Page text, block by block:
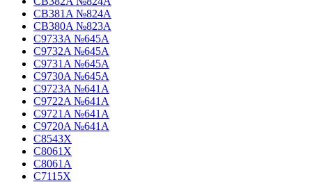
CB381A №824A
CB380A №823A
C9733A №645A
C9732A №645A
C9731A №645A
C9730A №645A
C9723A №641A
C9722A №641A
C9721A №641A
C9720A №641A
C8543X
C8061X
C8061A
C7115X